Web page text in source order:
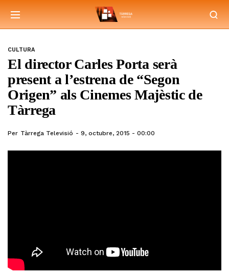
CULTURA
El director Carles Porta serà
present a l’estrena de “Segon
Origen” als Cinemes Majèstic de
Tàrrega
Per Tàrrega Televisió 9, octubre, 2015 - 00:00